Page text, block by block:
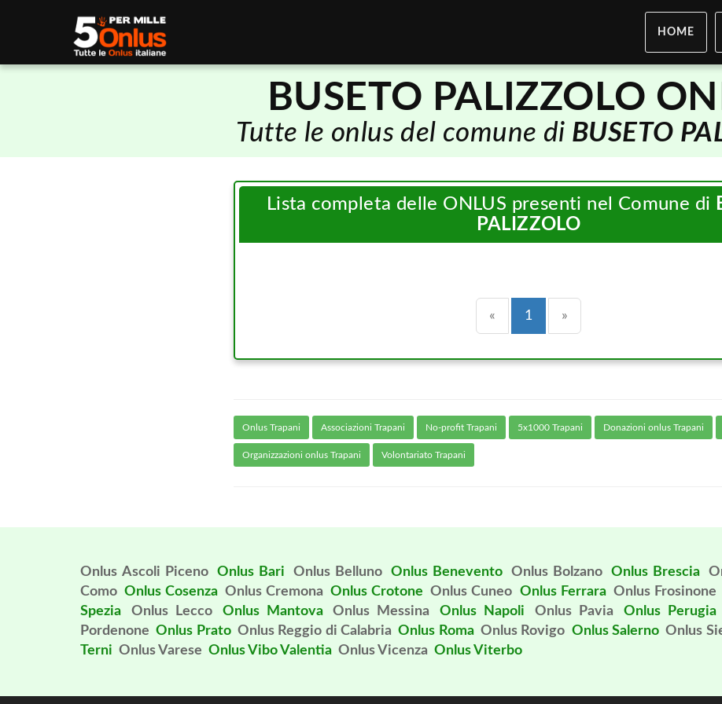
HOME
BUSETO PALIZZOLO
Tutte le onlus del comune di BUSETO
Lista completa delle ONLUS presenti nel Comune di
PALIZZOLO
« Precedente
1 (current)
»
Onlus Trapani Associazioni Trapani No-profit Trapani 5x1000 Trapani Donazioni onlus Trapani
Organizzazioni onlus Trapani Volontariato Trapani
Onlus Ascoli Piceno Onlus Bari Onlus Belluno Onlus Benevento Onlus Bolzano Onlus Brescia
Como Onlus Cosenza Onlus Cremona Onlus Crotone Onlus Cuneo Onlus Ferrara Onlus Frosinone
Spezia
Onlus Lecco Onlus Mantova Onlus Messina Onlus Napoli Onlus Pavia Onlus Perugia
Pordenone Onlus Prato Onlus Reggio di Calabria Onlus Roma Onlus Rovigo Onlus Salerno Onlus
Terni Onlus Varese Onlus Vibo Valentia Onlus Vicenza Onlus Viterbo